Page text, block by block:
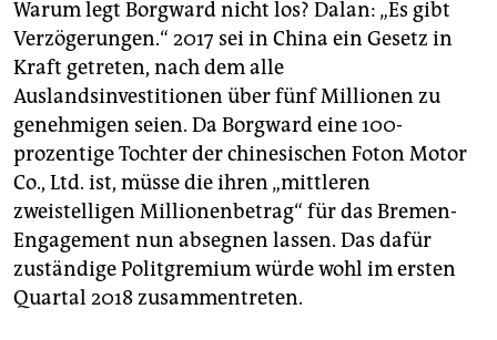
Warum legt Borgward nicht los? Dalan: „Es gibt
Verzögerungen.“ 2017 sei in China ein Gesetz in
Kraft getreten, nach dem alle
Auslandsinvestitionen über fünf Millionen zu
genehmigen seien. Da Borgward eine 100-
prozentige Tochter der chinesischen Foton Motor
Co., Ltd. ist, müsse die ihren „mittleren
zweistelligen Millionenbetrag“ für das Bremen-
Engagement nun absegnen lassen. Das dafür
zuständige Politgremium würde wohl im ersten
Quartal 2018 zusammentreten.